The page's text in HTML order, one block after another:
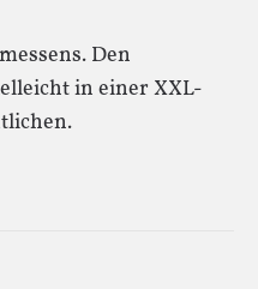
Den
in einer XXL-